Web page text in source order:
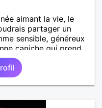
aimant la vie, le
partager un
sensible, généreux
caniche qui prend
dans ma vie Aller de
et voir un avenir